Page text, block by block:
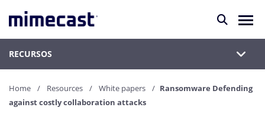
RECURSOS
Home Resources White papers
Ransomware Defending
against costly collaboration attacks